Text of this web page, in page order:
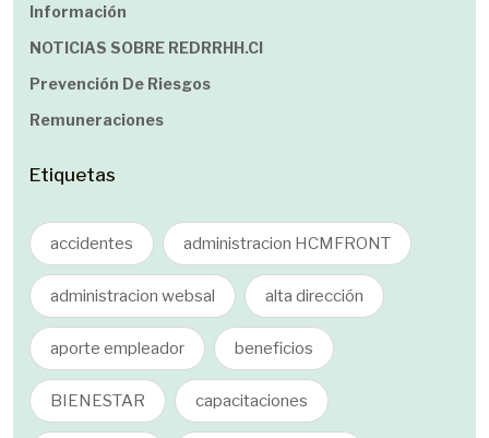
Información
NOTICIAS SOBRE REDRRHH.cl
Prevención De Riesgos
Remuneraciones
Etiquetas
accidentes administracion HCMFRONT
administracion websal alta dirección
aporte empleador beneficios
BIENESTAR capacitaciones